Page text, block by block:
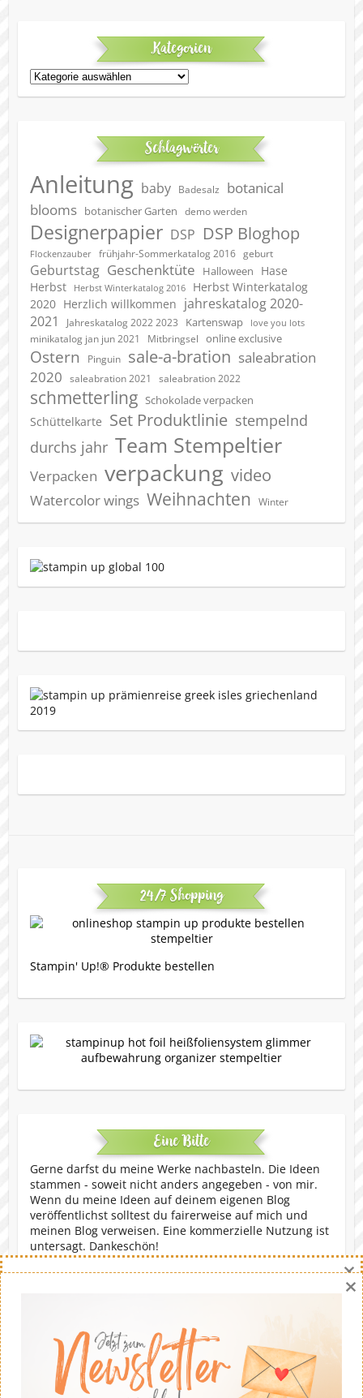
Kategorien
Kategorien
Schlagwörter
Anleitung baby Badesalz
botanical
blooms botanischer Garten demo werden
Designerpapier DSP DSP Bloghop
Flockenzauber frühjahr-Sommerkatalog 2016 geburt
Geburtstag Geschenktüte Halloween
Hase
Herbst
Herbst Winterkatalog 2016
Herbst Winterkatalog
2020 Herzlich willkommen jahreskatalog 2020-
2021
Jahreskatalog 2022 2023 Kartenswap love you lots
minikatalog jan jun 2021 Mitbringsel online exclusive
Ostern Pinguin sale-a-bration saleabration
2020
saleabration 2021 saleabration 2022
schmetterling Schokolade verpacken
Schüttelkarte Set Produktlinie stempelnd
durchs jahr Team Stempeltier
Verpacken verpackung video
Watercolor wings Weihnachten Winter
24/7 Shopping
Stampin' Up!® Produkte bestellen
Eine Bitte
Gerne darfst du meine Werke nachbasteln. Die Ideen
stammen - soweit nicht anders angegeben - von mir.
Wenn du meine Ideen auf deinem eigenen Blog
veröffentlichst solltest du fairerweise auf mich und
meinen Blog verweisen. Eine kommerzielle Nutzung ist
untersagt. Dankeschön!
Copyright © 2026 Stempeltier. Theme by Powered byWordPress
Danny Hikade | unabhängige Stampin' Up!® Demonstratorin
×
×